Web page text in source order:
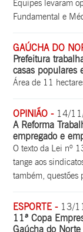
Equipes levaram
Fundamental e
GAÚCHA DO
Prefeitura
casas populares
Área de 11
OPINIÃO - 14/
A Reforma
empregado e
O texto da Lei nº
tange aos
também, questões
ESPORTE - 13/
11ª Copa
Gaúcha do Norte